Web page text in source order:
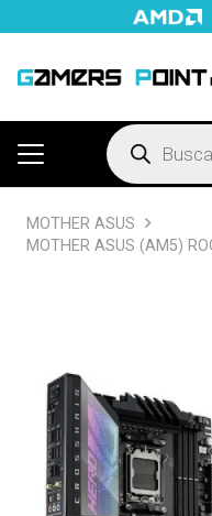
Búsqueda
de
productos
MOTHER ASUS
MOTHER ASUS (AM5)